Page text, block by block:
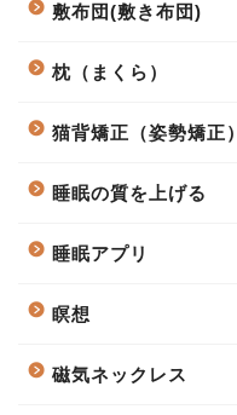
敷布団(敷き布団)
枕（まくら）
猫背矯正（姿勢矯正）
睡眠の質を上げる
睡眠アプリ
瞑想
磁気ネックレス